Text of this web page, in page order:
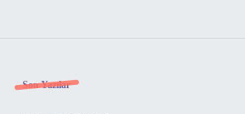
Sidebar
Son Yazılar